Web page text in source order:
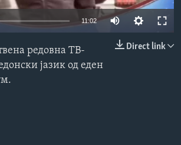
11:02
Direct link
редовна ТВ-
јазик од еден